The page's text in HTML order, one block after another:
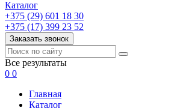
Каталог
+375 (29) 601 18 30
+375 (17) 399 23 52
Заказать звонок
Все результаты
0 0
Главная
Каталог